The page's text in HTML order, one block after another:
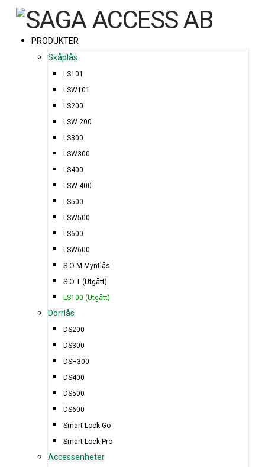
PRODUKTER
Skåplås
LS101
LSW101
LS200
LSW 200
LS300
LSW300
LS400
LSW 400
LS500
LSW500
LS600
LSW600
S-O-M Myntlås
S-O-T (Utgått)
LS100 (Utgått)
Dörrlås
DS200
DS300
DSH300
DS400
DS500
DS600
Smart Lock Go
Smart Lock Pro
Accessenheter